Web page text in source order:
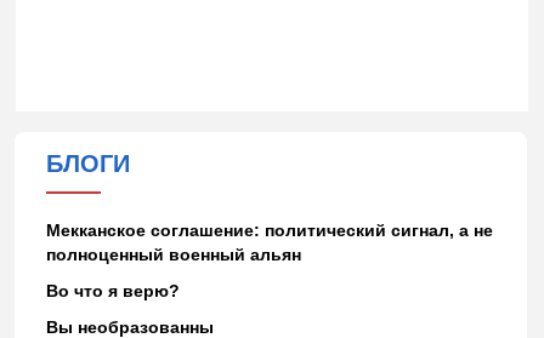
БЛОГИ
Мекканское соглашение: политический сигнал, а не
полноценный военный альян
Во что я верю?
Вы необразованны